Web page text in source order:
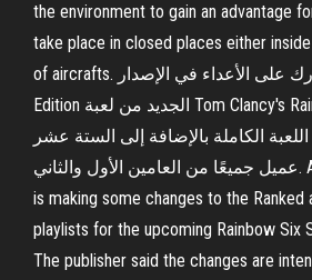
the environment to gain an advantage
take place in closed places either
of aircrafts. اضرب حصارك على الأعداء في الإصدار Deluxe
Edition الجديد من لعبة Tom Clancy's Rainbow Six® Siege،
الكاملة بالإضافة إلى الستة عشر
عميل جميعًا من العامين الأول والثاني. Aug 25, 2017 · Ubisoft
is making some changes to the Ranked
playlists for the upcoming Rainbow Six
The publisher said the changes are